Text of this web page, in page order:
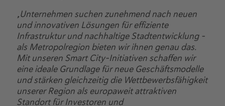
„Unternehmen suchen zunehmend nach neuen
und innovativen Lösungen für effiziente
Infrastruktur und nachhaltige Stadtentwicklung –
als Metropolregion bieten wir ihnen genau das.
Mit unseren Smart City-Initiativen schaffen wir
eine ideale Grundlage für neue Geschäftsmodelle
und stärken gleichzeitig die Wettbewerbsfähigkeit
unserer Region als europaweit attraktiven
Standort für Investoren und